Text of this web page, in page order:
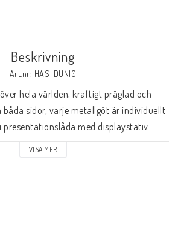
Beskrivning
Art.nr: HAS-DUN10
hela världen, kraftigt präglad och
sidor, varje metallgöt är individuellt
presentationslåda med displaystativ.
VISA MER